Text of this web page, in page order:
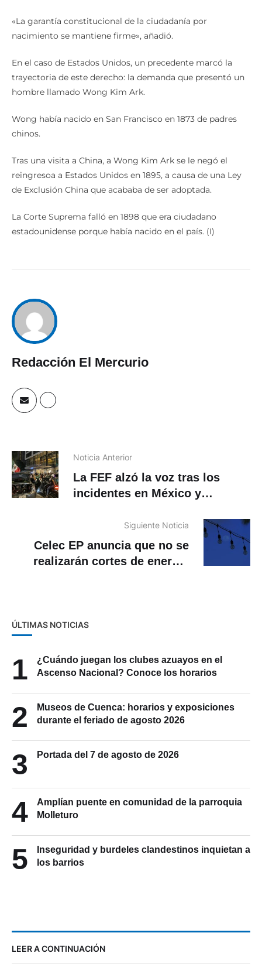
«La garantía constitucional de la ciudadanía por
nacimiento se mantiene firme», añadió.
En el caso de Estados Unidos, un precedente marcó la
trayectoria de este derecho: la demanda que presentó un
hombre llamado Wong Kim Ark.
Wong había nacido en San Francisco en 1873 de padres
chinos.
Tras una visita a China, a Wong Kim Ark se le negó el
reingresoa a Estados Unidos en 1895, a causa de una Ley
de Exclusión China que acababa de ser adoptada.
La Corte Suprema falló en 1898 que era ciudadano
estadounidense porque había nacido en el país. (I)
Redacción El Mercurio
Noticia Anterior
La FEF alzó la voz tras los
incidentes en México y
antes del duelo con la Tri
Siguiente Noticia
Celec EP anuncia que no se
realizarán cortes de energía
ÚLTIMAS NOTICIAS
1
¿Cuándo juegan los clubes azuayos en el
Ascenso Nacional? Conoce los horarios
2
Museos de Cuenca: horarios y exposiciones
durante el feriado de agosto 2026
3 Portada del 7 de agosto de 2026
4
Amplían puente en comunidad de la parroquia
Molleturo
5
Inseguridad y burdeles clandestinos inquietan a
los barrios
LEER A CONTINUACIÓN